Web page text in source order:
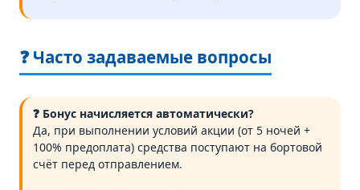
❓ Часто задаваемые вопросы
❓ Бонус начисляется автоматически?
Да, при выполнении условий акции (от 5 ночей +
100% предоплата) средства поступают на бортовой
счёт перед отправлением.